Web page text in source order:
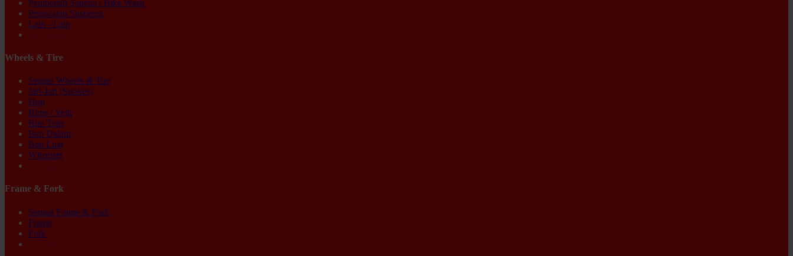
Pembersih Sepeda / Bike Wash
Perawatan Suspensi
Lain - Lain
Wheels & Tire
Semua Wheels & Tire
Jari-Jari (Spokes)
Hub
Rims / Velg
Rim Tape
Ban Dalam
Ban Luar
Wheelset
Frame & Fork
Semua Frame & Fork
Frame
Fork